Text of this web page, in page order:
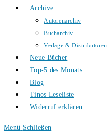
Archive
Autorenarchiv
Bucharchiv
Verlage & Distributoren
Neue Bücher
Top-5 des Monats
Blog
Tinos Leseliste
Widerruf erklären
Menü Schließen